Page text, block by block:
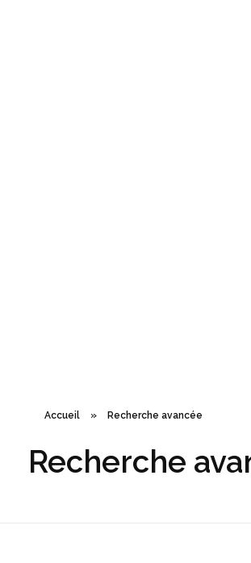
Accueil » Recherche avancée
Recherche